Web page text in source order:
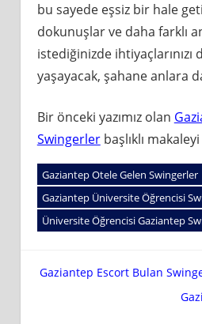
bu sayede eşsiz bir hale
dokunuşlar ve daha farklı
istediğinizde ihtiyaçlarınızı
yaşayacak, şahane anlara
Bir önceki yazımız olan
Swingerlerbaşlıklı makaleyi
Gaziantep Otele Gelen Swingerler
Gaziantep Üniversite Öğrencisi
Üniversite Öğrencisi Gaziantep
Yazı
Gaziantep Escort Bulan